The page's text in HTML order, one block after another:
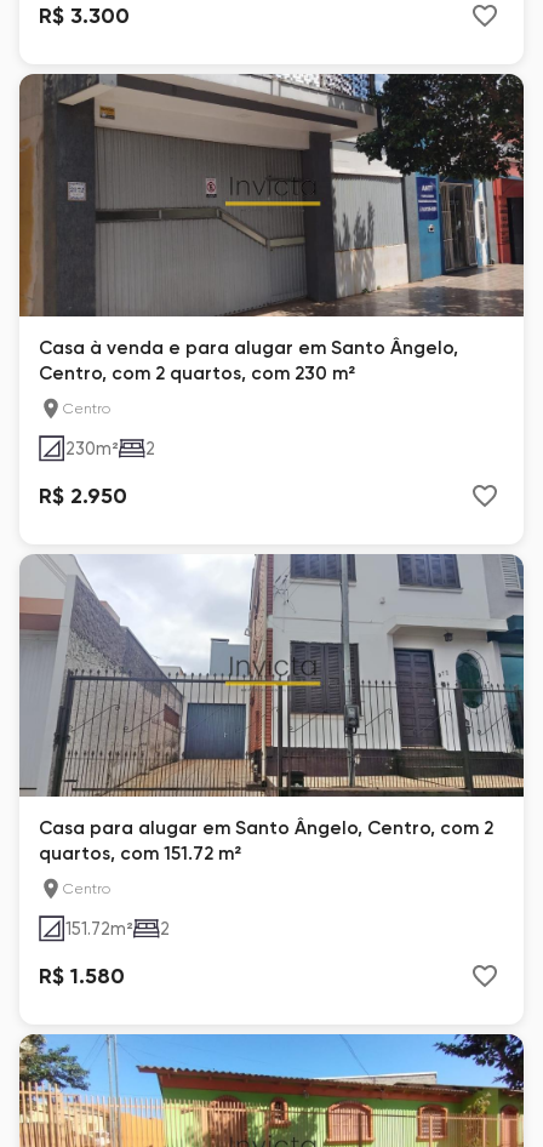
R$ 3.300
Casa à venda e para alugar em Santo Ângelo,
Centro, com 2 quartos, com 230 m²
Centro
230m² 2
R$ 2.950
Casa para alugar em Santo Ângelo, Centro, com 2
quartos, com 151.72 m²
Centro
151.72m² 2
R$ 1.580